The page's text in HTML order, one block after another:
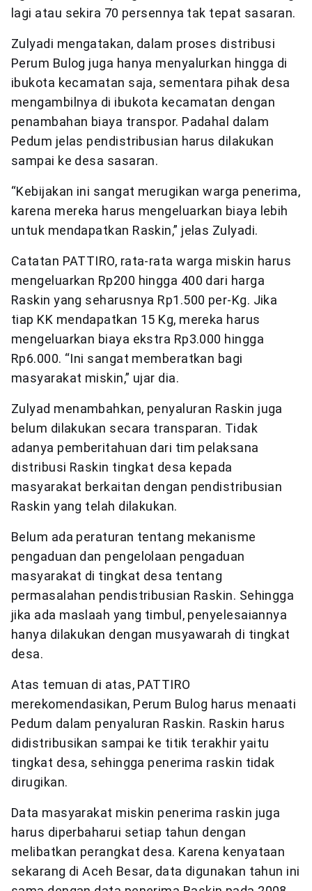
lagi atau sekira 70 persennya tak tepat sasaran.
Zulyadi mengatakan, dalam proses distribusi
Perum Bulog juga hanya menyalurkan hingga di
ibukota kecamatan saja, sementara pihak desa
mengambilnya di ibukota kecamatan dengan
penambahan biaya transpor. Padahal dalam
Pedum jelas pendistribusian harus dilakukan
sampai ke desa sasaran.
“Kebijakan ini sangat merugikan warga penerima,
karena mereka harus mengeluarkan biaya lebih
untuk mendapatkan Raskin,” jelas Zulyadi.
Catatan PATTIRO, rata-rata warga miskin harus
mengeluarkan Rp200 hingga 400 dari harga
Raskin yang seharusnya Rp1.500 per-Kg. Jika
tiap KK mendapatkan 15 Kg, mereka harus
mengeluarkan biaya ekstra Rp3.000 hingga
Rp6.000. “Ini sangat memberatkan bagi
masyarakat miskin,” ujar dia.
Zulyad menambahkan, penyaluran Raskin juga
belum dilakukan secara transparan. Tidak
adanya pemberitahuan dari tim pelaksana
distribusi Raskin tingkat desa kepada
masyarakat berkaitan dengan pendistribusian
Raskin yang telah dilakukan.
Belum ada peraturan tentang mekanisme
pengaduan dan pengelolaan pengaduan
masyarakat di tingkat desa tentang
permasalahan pendistribusian Raskin. Sehingga
jika ada maslaah yang timbul, penyelesaiannya
hanya dilakukan dengan musyawarah di tingkat
desa.
Atas temuan di atas, PATTIRO
merekomendasikan, Perum Bulog harus menaati
Pedum dalam penyaluran Raskin. Raskin harus
didistribusikan sampai ke titik terakhir yaitu
tingkat desa, sehingga penerima raskin tidak
dirugikan.
Data masyarakat miskin penerima raskin juga
harus diperbaharui setiap tahun dengan
melibatkan perangkat desa. Karena kenyataan
sekarang di Aceh Besar, data digunakan tahun ini